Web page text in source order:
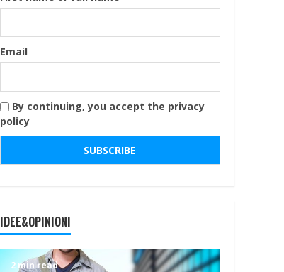
Email
By continuing, you accept the privacy
policy
IDEE&OPINIONI
2 min read